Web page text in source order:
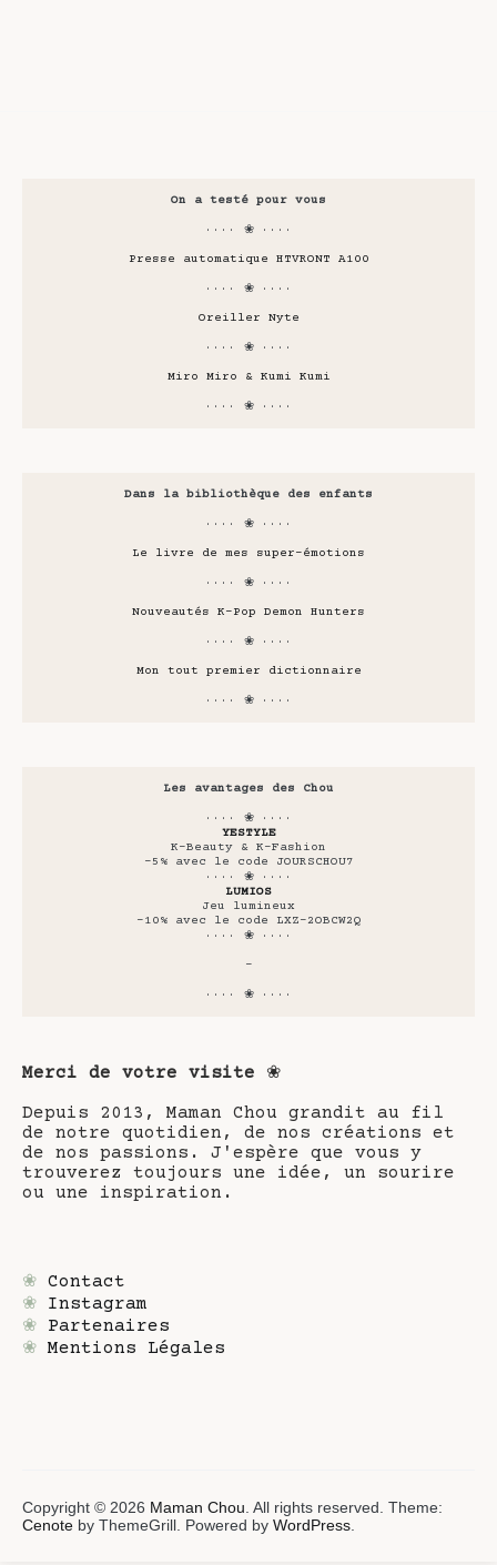
On a testé pour vous
···· ❀ ····
Presse automatique HTVRONT A100
···· ❀ ····
Oreiller Nyte
···· ❀ ····
Miro Miro & Kumi Kumi
···· ❀ ····
Dans la bibliothèque des enfants
···· ❀ ····
Le livre de mes super-émotions
···· ❀ ····
Nouveautés K-Pop Demon Hunters
···· ❀ ····
Mon tout premier dictionnaire
···· ❀ ····
Les avantages des Chou
···· ❀ ····
YESTYLE
K-Beauty & K-Fashion
-5% avec le code JOURSCHOU7
···· ❀ ····
LUMIOS
Jeu lumineux
-10% avec le code LXZ-2OBCW2Q
···· ❀ ····
-
···· ❀ ····
Merci de votre visite ❀
Depuis 2013, Maman Chou grandit au fil
de notre quotidien, de nos créations et
de nos passions. J'espère que vous y
trouverez toujours une idée, un sourire
ou une inspiration.
❀ Contact
❀ Instagram
❀ Partenaires
❀ Mentions Légales
Copyright © 2026 Maman Chou . All rights reserved. Theme:
Cenote by ThemeGrill. Powered by WordPress